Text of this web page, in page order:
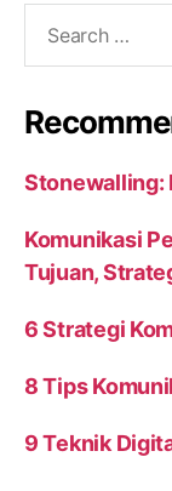
Stonewalling:
Komunikasi
Tujuan,
6 Strategi
8 Tips
9 Teknik